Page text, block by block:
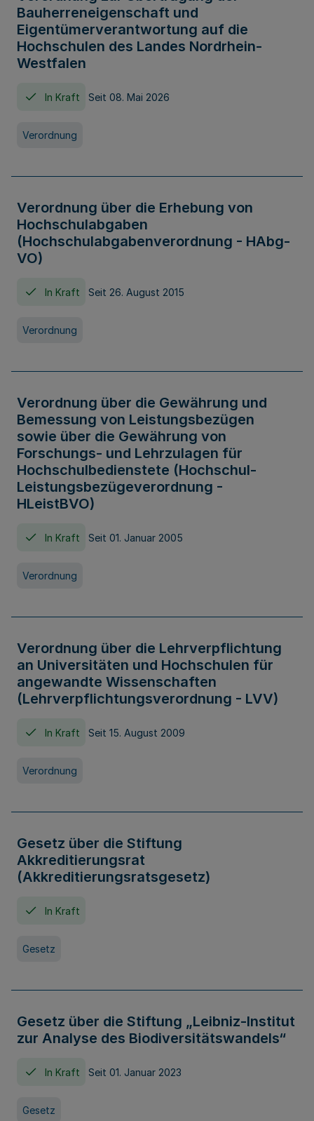
Bauherreneigenschaft und
Eigentümerverantwortung auf die
Hochschulen des Landes Nordrhein-
Westfalen
In Kraft Seit 08. Mai 2026
Verordnung
Verordnung über die Erhebung von
Hochschulabgaben
(Hochschulabgabenverordnung - HAbg-
VO)
In Kraft Seit 26. August 2015
Verordnung
Verordnung über die Gewährung und
Bemessung von Leistungsbezügen
sowie über die Gewährung von
Forschungs- und Lehrzulagen für
Hochschulbedienstete (Hochschul-
Leistungsbezügeverordnung -
HLeistBVO)
In Kraft Seit 01. Januar 2005
Verordnung
Verordnung über die Lehrverpflichtung
an Universitäten und Hochschulen für
angewandte Wissenschaften
(Lehrverpflichtungsverordnung - LVV)
In Kraft Seit 15. August 2009
Verordnung
Gesetz über die Stiftung
Akkreditierungsrat
(Akkreditierungsratsgesetz)
In Kraft
Gesetz
Gesetz über die Stiftung „Leibniz-Institut
zur Analyse des Biodiversitätswandels“
In Kraft Seit 01. Januar 2023
Gesetz